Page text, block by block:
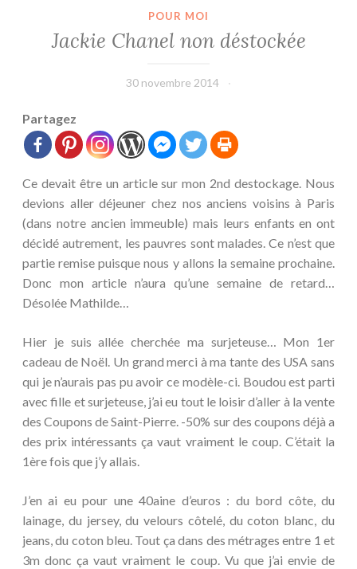
POUR MOI
Jackie Chanel non déstockée
30 novembre 2014
Partagez
Ce devait être un article sur mon 2nd destockage. Nous
devions aller déjeuner chez nos anciens voisins à Paris
(dans notre ancien immeuble) mais leurs enfants en ont
décidé autrement, les pauvres sont malades. Ce n’est que
partie remise puisque nous y allons la semaine prochaine.
Donc mon article n’aura qu’une semaine de retard…
Désolée Mathilde…
Hier je suis allée cherchée ma surjeteuse… Mon 1er
cadeau de Noël. Un grand merci à ma tante des USA sans
qui je n’aurais pas pu avoir ce modèle-ci. Boudou est parti
avec fille et surjeteuse, j’ai eu tout le loisir d’aller à la vente
des Coupons de Saint-Pierre. -50% sur des coupons déjà a
des prix intéressants ça vaut vraiment le coup. C’était la
1ère fois que j’y allais.
J’en ai eu pour une 40aine d’euros : du bord côte, du
lainage, du jersey, du velours côtelé, du coton blanc, du
jeans, du coton bleu. Tout ça dans des métrages entre 1 et
3m donc ça vaut vraiment le coup. Vu que j’ai envie de